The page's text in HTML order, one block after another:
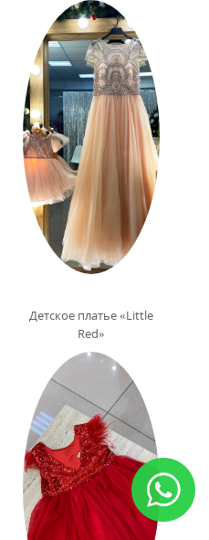
Детское платье «Little
Red»